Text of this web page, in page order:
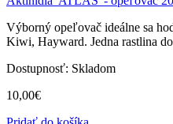
Výborný opeľovač ideálne sa
Kiwi, Hayward. Jedna rastlina
Dostupnosť: Skladom
10,00€